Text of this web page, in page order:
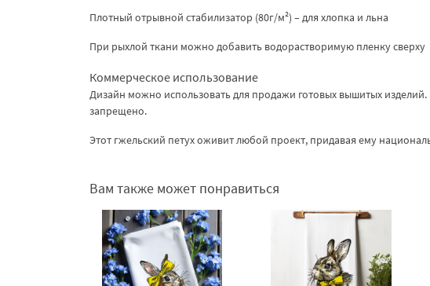
Плотный отрывной стабилизатор (80г/м²) – для хлопка и льна
При рыхлой ткани можно добавить водорастворимую пленку сверху
Коммерческое использование
Дизайн можно использовать для продажи готовых вышитых
запрещено.
Этот гжельский петух оживит любой проект, придавая ему
Вам также может понравиться